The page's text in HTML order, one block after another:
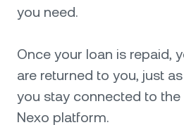
you need.
Once your loan is repaid,
are returned to you, just
you stay connected to the
Nexo platform.